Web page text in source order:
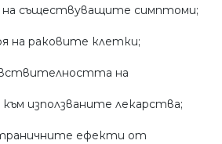
на съществуващите симптоми;
на раковите клетки;
на
използваните лекарства;
ефекти от